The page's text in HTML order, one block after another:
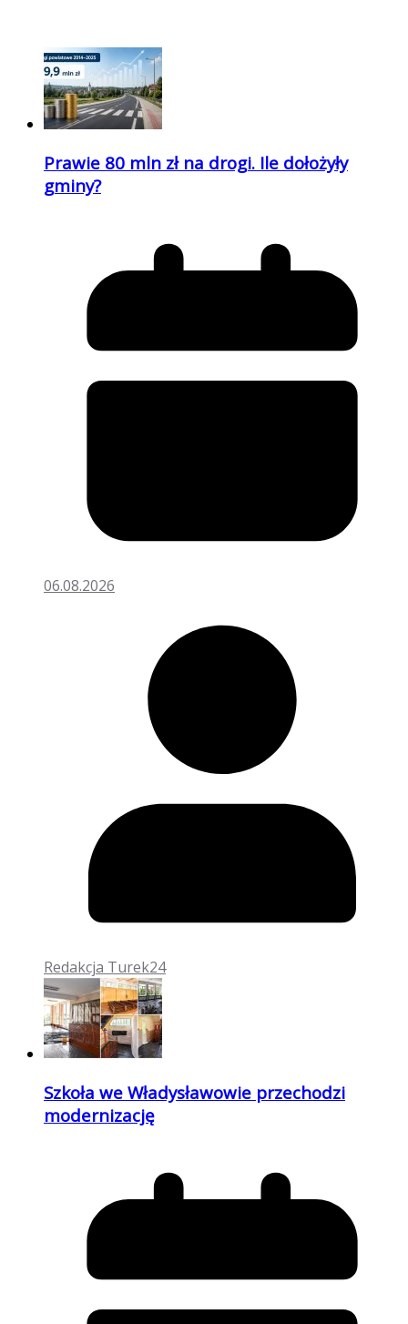
Prawie 80 mln zł na drogi. Ile dołożyły
gminy?
06.08.2026
Redakcja Turek24
Szkoła we Władysławowie przechodzi
modernizację